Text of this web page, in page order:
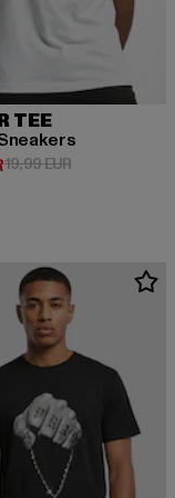
TEE
Preis: 17,99 EUR
19,99 EURAktionspreis: